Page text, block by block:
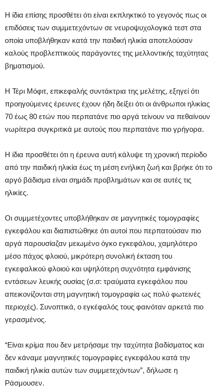
Η ίδια επίσης προσθέτει ότι είναι εκπληκτικό το γεγονός πως οι
επιδόσεις των συμμετεχόντων σε νευροψυχολογικά τεστ στα
οποία υποβλήθηκαν κατά την παιδική ηλικία αποτελούσαν
καλούς προβλεπτικούς παράγοντες της μελλοντικής ταχύτητας
βηματισμού.
Η Τέρι Μόφιτ, επικεφαλής συντάκτρια της μελέτης, εξηγεί ότι
προηγούμενες έρευνες έχουν ήδη δείξει ότι οι άνθρωποι ηλικίας
70 έως 80 ετών που περπατάνε πιο αργά τείνουν να πεθαίνουν
νωρίτερα συγκριτικά με αυτούς που περπατάνε πιο γρήγορα.
Η ίδια προσθέτει ότι η έρευνα αυτή κάλυψε τη χρονική περίοδο
από την παιδική ηλικία έως τη μέση ενήλικη ζωή και βρήκε ότι το
αργό βάδισμα είναι σημάδι προβλημάτων και σε αυτές τις
ηλικίες.
Οι συμμετέχοντες υποβλήθηκαν σε μαγνητικές τομογραφίες
εγκεφάλου και διαπιστώθηκε ότι αυτοί που περπατούσαν πιο
αργά παρουσίαζαν μειωμένο όγκο εγκεφάλου, χαμηλότερο
μέσο πάχος φλοιού, μικρότερη συνολική έκταση του
εγκεφαλικού φλοιού και υψηλότερη συχνότητα εμφάνισης
εντάσεων λευκής ουσίας (σ.σ: τραύματα εγκεφάλου που
απεικονίζονται στη μαγνητική τομογραφία ως πολύ φωτεινές
περιοχές). Συνοπτικά, ο εγκέφαλός τους φαινόταν αρκετά πιο
γερασμένος.
“Είναι κρίμα που δεν μετρήσαμε την ταχύτητα βαδίσματος και
δεν κάναμε μαγνητικές τομογραφίες εγκεφάλου κατά την
παιδική ηλικία αυτών των συμμετεχόντων”, δήλωσε η
Ράσμουσεν.